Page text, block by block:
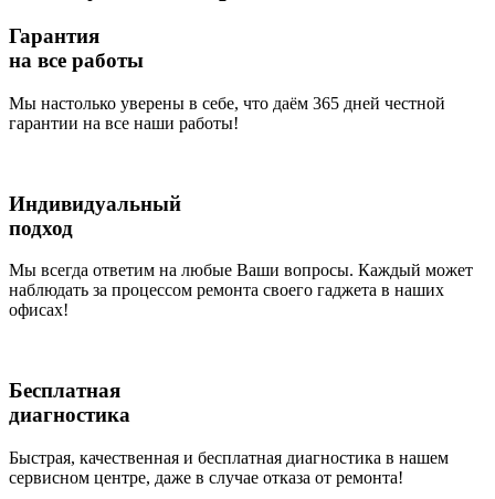
Гарантия
на все работы
Мы настолько уверены в себе, что даём 365 дней честной
гарантии на все наши работы!
Индивидуальный
подход
Мы всегда ответим на любые Ваши вопросы. Каждый может
наблюдать за процессом ремонта своего гаджета в наших
офисах!
Бесплатная
диагностика
Быстрая, качественная и бесплатная диагностика в нашем
сервисном центре, даже в случае отказа от ремонта!